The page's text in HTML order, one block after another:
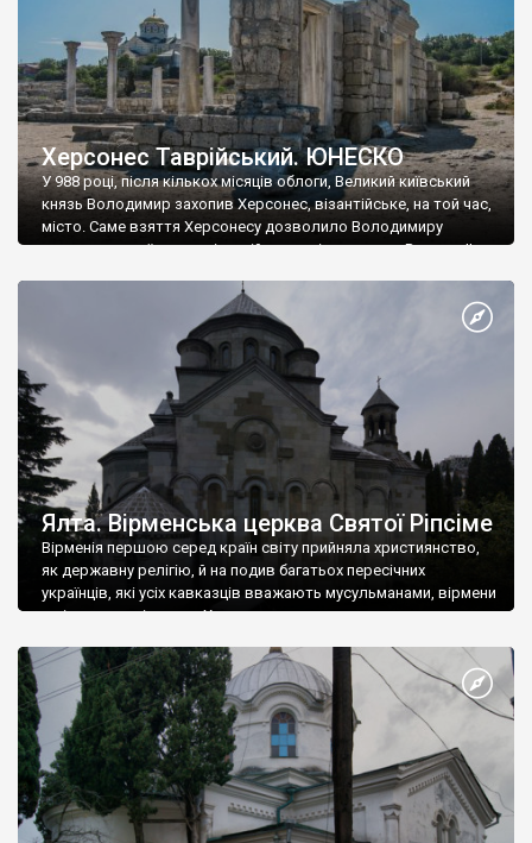
Херсонес Таврійський. ЮНЕСКО
У 988 році, після кількох місяців облоги, Великий київський
князь Володимир захопив Херсонес, візантійське, на той час,
місто. Саме взяття Херсонесу дозволило Володимиру
диктувати свої умови візантійському імператору Василю ІІ, та
Херсонесі Володимир-язичник, став Василем-християнином.
А потім було Хрещення Русі. На честь Херсонесу Таврійського
Ялта. Вірменська церква Святої Ріпсіме
Вірменія першою серед країн світу прийняла християнство,
як державну релігію, й на подив багатьох пересічних
українців, які усіх кавказців вважають мусульманами, вірмени
є відданими вірянами Христа